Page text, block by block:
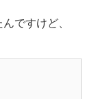
ですけど、